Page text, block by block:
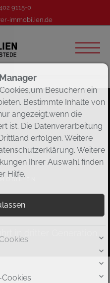
9115-0
immobilien.de
uns
in dritter Generation.
Besuchern ein
Bestimmte Inhalte von
angezeigt,wenn die
ist. Die Datenverarbeitung
erfolgen. Weitere
Weitere
Ihrer Auswahl finden
Hilfe.